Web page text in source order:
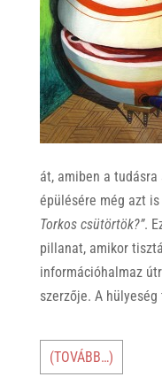
át, amiben a
épülésére még azt
Torkos csütörtök?”.
pillanat, amikor
információhalmaz
szerzője. A
(TOVÁBB…)